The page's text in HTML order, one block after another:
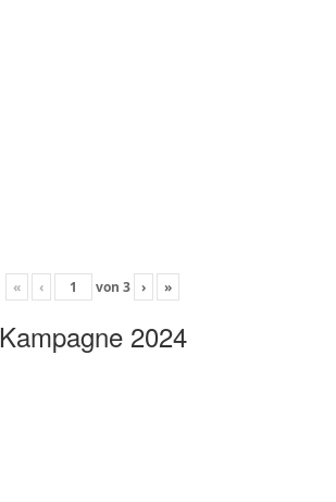
« ‹ von 3 › »
Kampagne 2024